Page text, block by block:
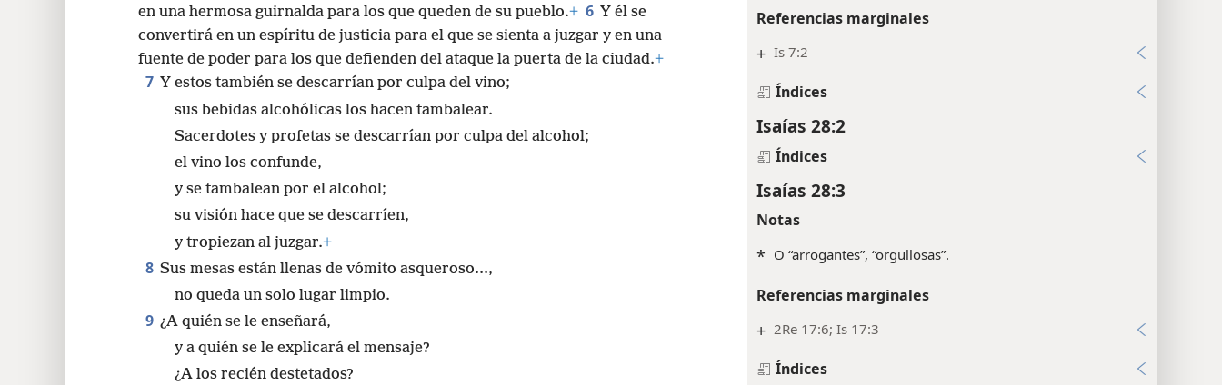
Referencias marginales
+ Is 7:2
Índices
Isaías 28:2
Índices
Isaías 28:3
Notas
* O “arrogantes”, “orgullosas”.
Referencias marginales
+ 2Re 17:6; Is 17:3
Índices
en una hermosa guirnalda para los que queden de su pueblo.+ 6 Y él se
convertirá en un espíritu de justicia para el que se sienta a juzgar y en una
fuente de poder para los que defienden del ataque la puerta de la ciudad.+
7 Y estos también se descarrían por culpa del vino;
sus bebidas alcohólicas los hacen tambalear.
Sacerdotes y profetas se descarrían por culpa del alcohol;
el vino los confunde,
y se tambalean por el alcohol;
su visión hace que se descarríen,
y tropiezan al juzgar.+
8 Sus mesas están llenas de vómito asqueroso...,
no queda un solo lugar limpio.
9 ¿A quién se le enseñará,
y a quién se le explicará el mensaje?
¿A los recién destetados?